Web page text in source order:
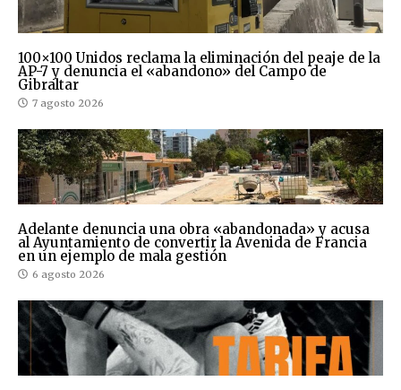
100×100 Unidos reclama la eliminación del peaje de la
AP-7 y denuncia el «abandono» del Campo de
Gibraltar
7 agosto 2026
Adelante denuncia una obra «abandonada» y acusa
al Ayuntamiento de convertir la Avenida de Francia
en un ejemplo de mala gestión
6 agosto 2026